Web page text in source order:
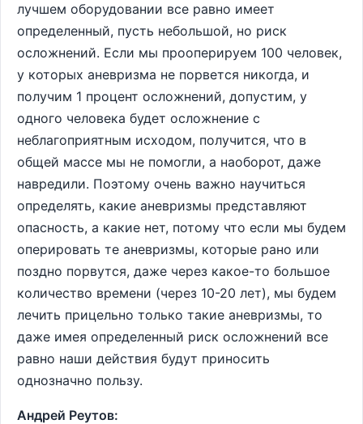
лучшем оборудовании все равно имеет
определенный, пусть небольшой, но риск
осложнений. Если мы прооперируем 100 человек,
у которых аневризма не порвется никогда, и
получим 1 процент осложнений, допустим, у
одного человека будет осложнение с
неблагоприятным исходом, получится, что в
общей массе мы не помогли, а наоборот, даже
навредили. Поэтому очень важно научиться
определять, какие аневризмы представляют
опасность, а какие нет, потому что если мы будем
оперировать те аневризмы, которые рано или
поздно порвутся, даже через какое-то большое
количество времени (через 10-20 лет), мы будем
лечить прицельно только такие аневризмы, то
даже имея определенный риск осложнений все
равно наши действия будут приносить
однозначно пользу.
Андрей Реутов: